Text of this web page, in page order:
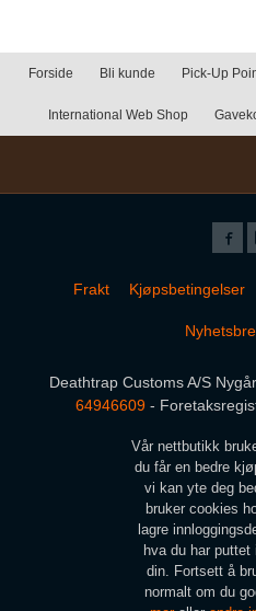
Forside Bli kunde Pick-Up
International Web Shop
Frakt Kjøpsbetingelser
Deathtrap Customs A/S
64946609 -
Vår nettbutikk
du får en bedre
vi kan yte deg
bruker cookies
lagre
hva du har puttet
din. Fortsett å
normalt om du